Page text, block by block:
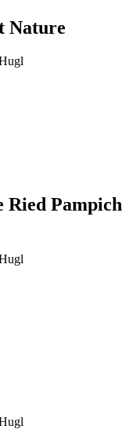
Nature
Ried Pampich